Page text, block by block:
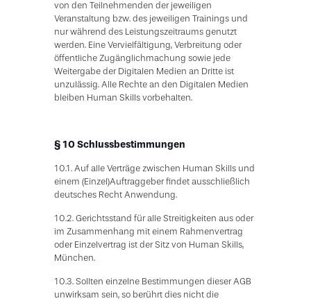
von den Teilnehmenden der jeweiligen
Veranstaltung bzw. des jeweiligen Trainings und
nur während des Leistungszeitraums genutzt
werden. Eine Vervielfältigung, Verbreitung oder
öffentliche Zugänglichmachung sowie jede
Weitergabe der Digitalen Medien an Dritte ist
unzulässig. Alle Rechte an den Digitalen Medien
bleiben Human Skills vorbehalten.
§ 10 Schlussbestimmungen
10.1. Auf alle Verträge zwischen Human Skills und
einem (Einzel)Auftraggeber findet ausschließlich
deutsches Recht Anwendung.
10.2. Gerichtsstand für alle Streitigkeiten aus oder
im Zusammenhang mit einem Rahmenvertrag
oder Einzelvertrag ist der Sitz von Human Skills,
München.
10.3. Sollten einzelne Bestimmungen dieser AGB
unwirksam sein, so berührt dies nicht die